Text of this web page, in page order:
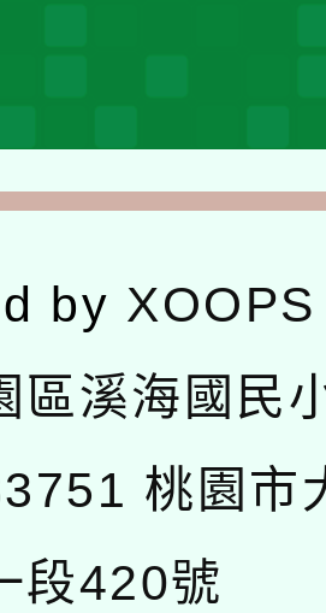
by XOOPS
區溪海國民
桃園市
段420號